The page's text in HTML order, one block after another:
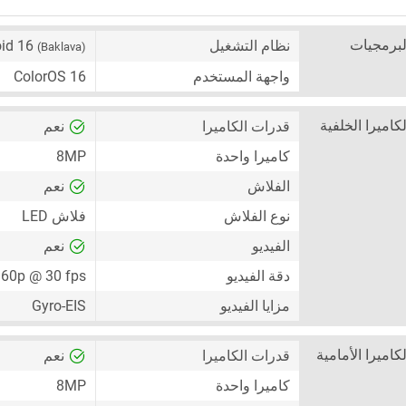
نظام التشغيل 16 (Baklava)
واجهة المستخدم ColorOS 16
الخلفية قدرات الكاميرا
نعم
كاميرا واحدة
8MP
الفلاش
نعم
نوع الفلاش
فلاش LED
الفيديو
نعم
دقة الفيديو
@ 30 fps
مزايا الفيديو
Gyro-EIS
الأمامية قدرات الكاميرا
نعم
كاميرا واحدة
8MP